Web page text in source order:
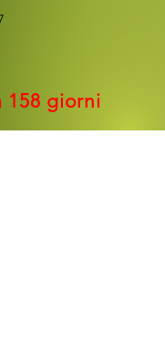
158 giorni